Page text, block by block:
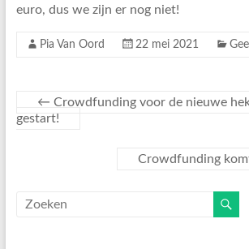
euro, dus we zijn er nog niet!
Pia Van Oord 22 mei 2021
← Crowdfunding voor de nieuwe
gestart!
Crowdfunding